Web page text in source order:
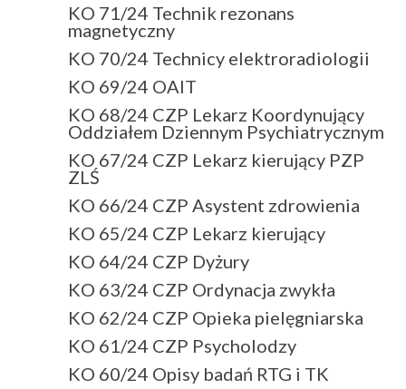
KO 71/24 Technik rezonans
magnetyczny
KO 70/24 Technicy elektroradiologii
KO 69/24 OAIT
KO 68/24 CZP Lekarz Koordynujący
Oddziałem Dziennym Psychiatrycznym
KO 67/24 CZP Lekarz kierujący PZP
ZLŚ
KO 66/24 CZP Asystent zdrowienia
KO 65/24 CZP Lekarz kierujący
KO 64/24 CZP Dyżury
KO 63/24 CZP Ordynacja zwykła
KO 62/24 CZP Opieka pielęgniarska
KO 61/24 CZP Psycholodzy
KO 60/24 Opisy badań RTG i TK